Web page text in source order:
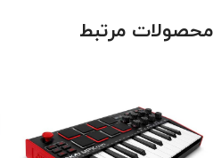
محصولات مرتبط